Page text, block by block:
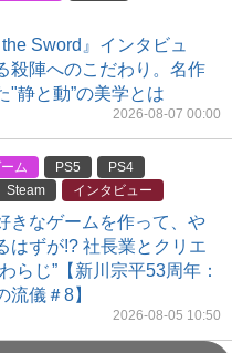
the Sword』インタビュ
殺陣へのこだわり。名作
"静と動”の美学とは
2026-08-07 00:00
ム PS5
PS4
Steam インタビュー
きなゲームを作って、や
はずが!? 社長業とクリエ
らじ”【新川宗平53周年：
流儀＃8】
2026-08-05 10:50